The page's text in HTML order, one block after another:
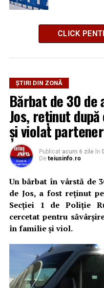
CLICK
ȘTIRI DIN ZONĂ
Bărbat de 30 de
Jos, reținut
și violat
Publicat acum 6 zile în
De teiusinfo.ro
Un bărbat în vârstă de
de Jos, a fost reținut
Secției 1 de Poliție
cercetat pentru
în familie și viol.